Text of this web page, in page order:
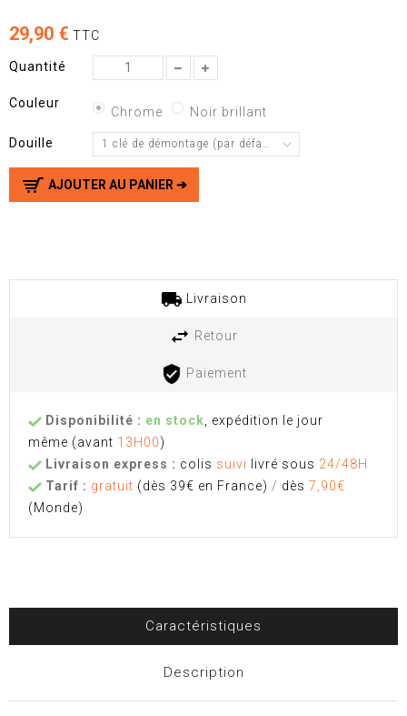
29,90 € TTC
Quantité
Couleur
Chrome Noir brillant
Douille 1 clé de démontage (par défaut)
AJOUTER AU PANIER ➔
Livraison
Retour
Paiement
Disponibilité : en stock, expédition le jour
même (avant 13H00)
Livraison express : colis suivi livré sous 24/48H
Tarif : gratuit (dès 39€ en France) / dès 7,90€
(Monde)
Caractéristiques
Description